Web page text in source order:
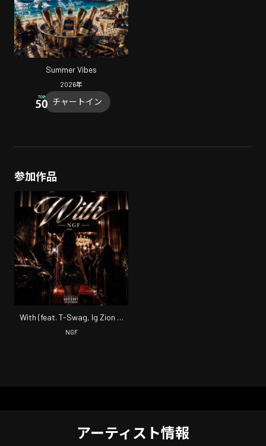
Summer Vibes
2026年
チャートイン
参加作品
With (feat. T-Swag, Ig Zion &
Buono)
NGF
アーティスト情報